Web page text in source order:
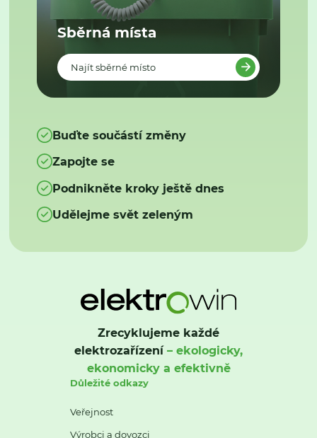
Sběrná místa
Najít sběrné místo
Buďte součástí změny
Zapojte se
Podnikněte kroky ještě dnes
Udělejme svět zeleným
Zrecyklujeme každé
elektrozařízení– ekologicky,
ekonomicky a efektivně
Důležité odkazy
Veřejnost
Výrobci a dovozci